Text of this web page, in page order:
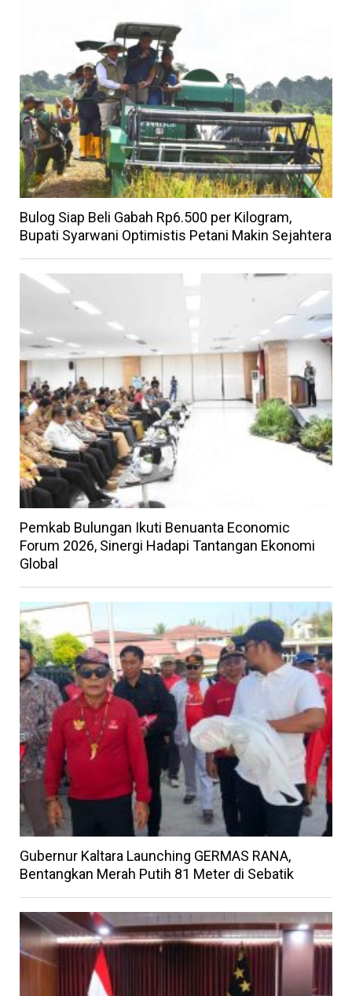
Bulog Siap Beli Gabah Rp6.500 per Kilogram,
Bupati Syarwani Optimistis Petani Makin Sejahtera
Pemkab Bulungan Ikuti Benuanta Economic
Forum 2026, Sinergi Hadapi Tantangan Ekonomi
Global
Gubernur Kaltara Launching GERMAS RANA,
Bentangkan Merah Putih 81 Meter di Sebatik